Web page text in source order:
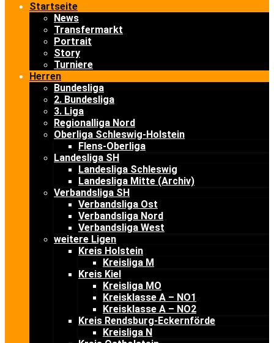
Startseite
News
Transfermarkt
Portrait
Story
Turniere
Herren
Bundesliga
2. Bundesliga
3. Liga
Regionalliga Nord
Oberliga Schleswig-Holstein
Flens-Oberliga
Landesliga SH
Landesliga Schleswig
Landesliga Mitte (Archiv)
Verbandsliga SH
Verbandsliga Ost
Verbandsliga Nord
Verbandsliga West
weitere Ligen
Kreis Holstein
Kreisliga M
Kreis Kiel
Kreisliga MO
Kreisklasse A – NO1
Kreisklasse A – NO2
Kreis Rendsburg-Eckernförde
Kreisliga N